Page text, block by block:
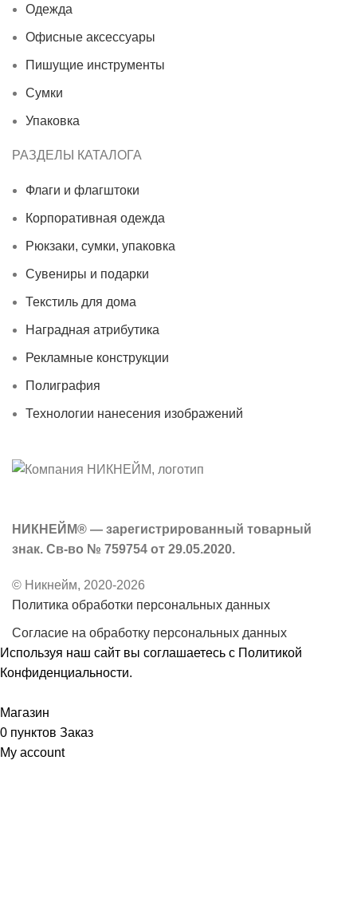
Одежда
Офисные аксессуары
Пишущие инструменты
Сумки
Упаковка
РАЗДЕЛЫ КАТАЛОГА
Флаги и флагштоки
Корпоративная одежда
Рюкзаки, сумки, упаковка
Сувениры и подарки
Текстиль для дома
Наградная атрибутика
Рекламные конструкции
Полиграфия
Технологии нанесения изображений
НИКНЕЙМ® — зарегистрированный товарный
знак. Св-во № 759754 от 29.05.2020.
© Никнейм, 2020-2026
Политика обработки персональных данных
Согласие на обработку персональных данных
Используя наш сайт вы соглашаетесь с Политикой
Конфиденциальности.
Магазин
0 пунктов Заказ
My account